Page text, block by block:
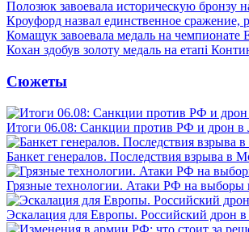
Полозюк завоевала историческую
Кроуфорд назвал единственное сражение,
Комащук завоевала медаль на чемпионате
Кохан здобув золоту медаль на етапі
Сюжеты
Итоги 06.08: Санкции против РФ и дрон в
Банкет генералов. Последствия взрыва в
Грязные технологии. Атаки РФ на
Эскалация для Европы. Российский дрон